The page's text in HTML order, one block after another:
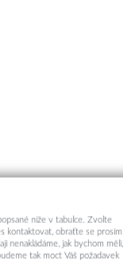
níže v tabulce. Zvolte
kontaktovat, obraťte se prosím
nenakládáme, jak bychom měli,
tak moct Váš požadavek